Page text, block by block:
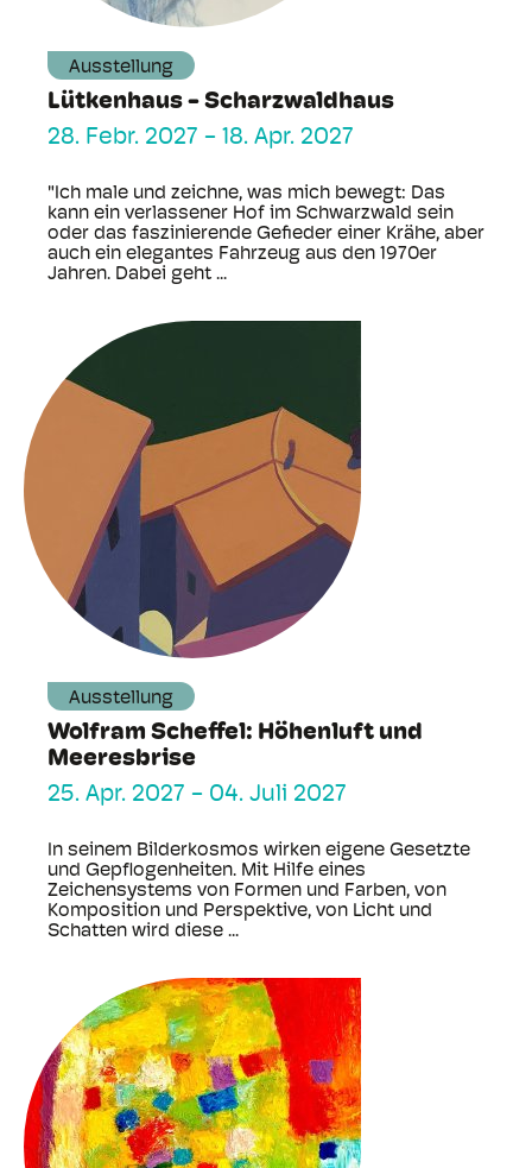
Ausstellung
Lütkenhaus - Scharzwaldhaus
28. Febr. 2027 - 18. Apr. 2027
"Ich male und zeichne, was mich bewegt: Das
kann ein verlassener Hof im Schwarzwald sein
oder das faszinierende Gefieder einer Krähe, aber
auch ein elegantes Fahrzeug aus den 1970er
Jahren. Dabei geht ...
Ausstellung
Wolfram Scheffel: Höhenluft und
Meeresbrise
25. Apr. 2027 - 04. Juli 2027
In seinem Bilderkosmos wirken eigene Gesetzte
und Gepflogenheiten. Mit Hilfe eines
Zeichensystems von Formen und Farben, von
Komposition und Perspektive, von Licht und
Schatten wird diese ...